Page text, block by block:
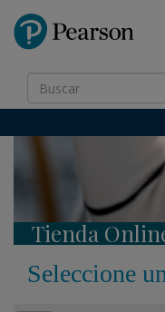
Tienda
Seleccione